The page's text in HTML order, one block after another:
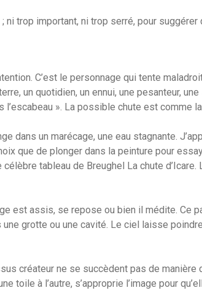
important, ni trop serré, pour suggérer
C’est le personnage qui tente
un quotidien, un ennui, une pesanteur,
». La possible chute est comme
dans un marécage, une eau stagnante.
que de plonger dans la peinture pour
tableau de Breughel La chute
est assis, se repose ou bien il médite. Ce
grotte ou une cavité. Le ciel laisse
créateur ne se succèdent pas de manière
à l’autre, s’approprie l’image pour